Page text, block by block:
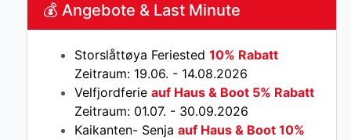
💰 Angebote & Last Minute
Storslåttøya Feriested 10% Rabatt
Zeitraum: 19.06. - 14.08.2026
Velfjordferie auf Haus & Boot 5% Rabatt
Zeitraum: 01.07. - 30.09.2026
Kaikanten- Senja auf Haus & Boot 10%